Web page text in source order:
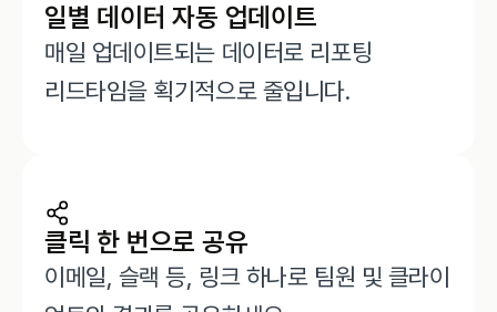
일별 데이터 자동 업데이트
매일 업데이트되는 데이터로 리포팅
리드타임을 획기적으로 줄입니다.
클릭 한 번으로 공유
이메일, 슬랙 등, 링크 하나로 팀원 및 클라이